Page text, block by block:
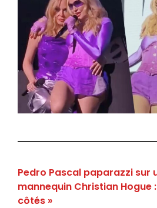
Pedro Pascal paparazzi sur
mannequin Christian Hogue
côtés »